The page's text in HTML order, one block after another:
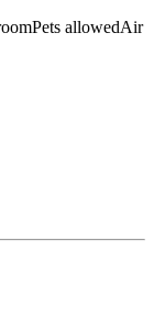
Pets allowedAir